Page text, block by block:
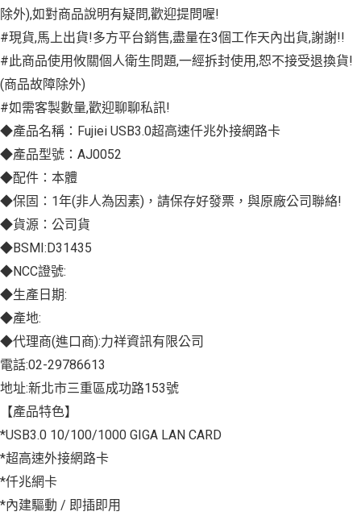
除外),如對商品說明有疑問,歡迎提問喔!
#現貨,馬上出貨!多方平台銷售,盡量在3個工作天內出貨,謝謝!!
#此商品使用攸關個人衛生問題,一經拆封使用,恕不接受退換貨!
(商品故障除外)
#如需客製數量,歡迎聊聊私訊!
◆產品名稱：Fujiei USB3.0超高速仟兆外接網路卡
◆產品型號：AJ0052
◆配件：本體
◆保固：1年(非人為因素)，請保存好發票，與原廠公司聯絡!
◆貨源：公司貨
◆BSMI:D31435
◆NCC證號:
◆生產日期:
◆產地:
◆代理商(進口商):力祥資訊有限公司
電話:02-29786613
地址:新北市三重區成功路153號
【產品特色】
*USB3.0 10/100/1000 GIGA LAN CARD
*超高速外接網路卡
*仟兆網卡
*內建驅動 / 即插即用